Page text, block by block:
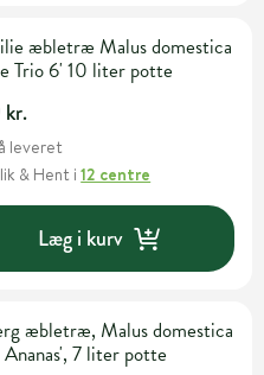
æbletræ Malus domestica
Trio 6' 10 liter potte
leveret
& Hent i12 centre
Læg i kurv
æbletræ, Malus domestica
Ananas', 7 liter potte